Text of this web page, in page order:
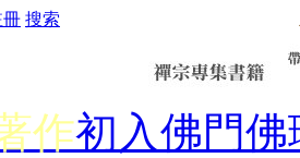
冊 搜索
作初入佛門佛